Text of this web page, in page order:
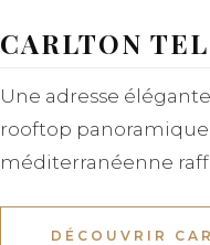
CARLTON
Une adresse
rooftop
méditerranéenne
DÉCOUVRIR